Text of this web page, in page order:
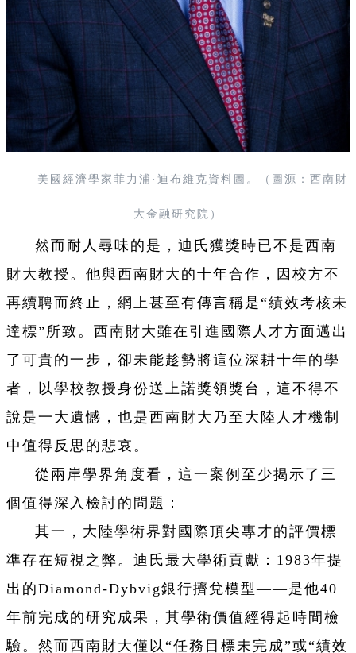
美國經濟學家菲力浦·迪布維克資料圖。（圖源：西南財
大金融研究院）
然而耐人尋味的是，迪氏獲獎時已不是西南
財大教授。他與西南財大的十年合作，因校方不
再續聘而終止，網上甚至有傳言稱是“績效考核未
達標”所致。西南財大雖在引進國際人才方面邁出
了可貴的一步，卻未能趁勢將這位深耕十年的學
者，以學校教授身份送上諾獎領獎台，這不得不
說是一大遺憾，也是西南財大乃至大陸人才機制
中值得反思的悲哀。
從兩岸學界角度看，這一案例至少揭示了三
個值得深入檢討的問題：
其一，大陸學術界對國際頂尖專才的評價標
準存在短視之弊。迪氏最大學術貢獻：1983年提
出的Diamond-Dybvig銀行擠兌模型——是他40
年前完成的研究成果，其學術價值經得起時間檢
驗。然而西南財大僅以“任務目標未完成”或“績效